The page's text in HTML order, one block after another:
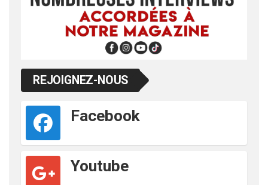
REJOIGNEZ-NOUS
Facebook
Youtube